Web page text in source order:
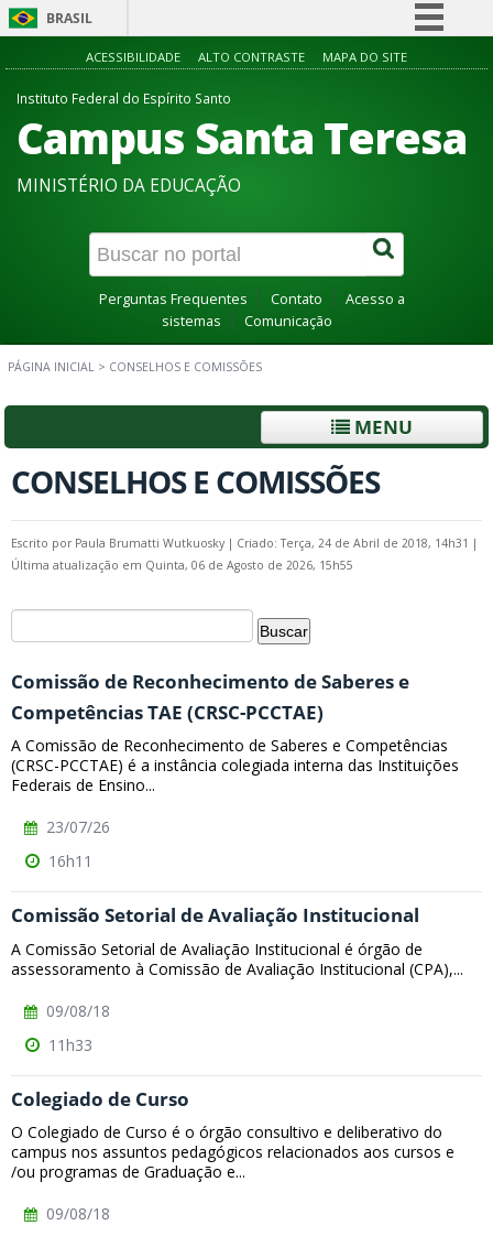
BRASIL
Simplifique!
Participe
Acesso à informação
Canais
ACESSIBILIDADE ALTO CONTRASTE MAPA DO SITE
Instituto Federal do Espírito Santo
Campus Santa Teresa
MINISTÉRIO DA EDUCAÇÃO
Perguntas Frequentes Contato
Acesso a
sistemas
Comunicação
PÁGINA INICIAL > CONSELHOS E COMISSÕES
MENU
CONSELHOS E COMISSÕES
Escrito por Paula Brumatti Wutkuosky | Criado: Terça, 24 de Abril de 2018, 14h31 |
Última atualização em Quinta, 06 de Agosto de 2026, 15h55
Comissão de Reconhecimento de Saberes e
Competências TAE (CRSC-PCCTAE)
A Comissão de Reconhecimento de Saberes e Competências
(CRSC-PCCTAE) é a instância colegiada interna das Instituições
Federais de Ensino...
23/07/26
16h11
Comissão Setorial de Avaliação Institucional
A Comissão Setorial de Avaliação Institucional é órgão de
assessoramento à Comissão de Avaliação Institucional (CPA),...
09/08/18
11h33
Colegiado de Curso
O Colegiado de Curso é o órgão consultivo e deliberativo do
campus nos assuntos pedagógicos relacionados aos cursos e
/ou programas de Graduação e...
09/08/18